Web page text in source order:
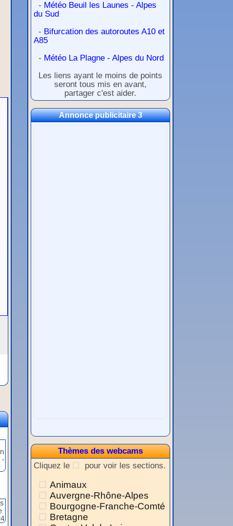
- Météo Beuil les Launes - Alpes
du Sud
- Bifurcation des autoroutes A10 et
A85
- Météo La Plagne - Alpes du Nord
Les liens ayant le moins de points
seront tous mis en avant,
partager c'est aider.
Annonce publicitaire 3
Thèmes des webcams
Cliquez le
pour voir les sections.
Animaux
Auvergne-Rhône-Alpes
Bourgogne-Franche-Comté
Bretagne